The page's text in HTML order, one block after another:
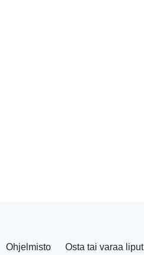
Ohjelmisto Osta tai varaa liput